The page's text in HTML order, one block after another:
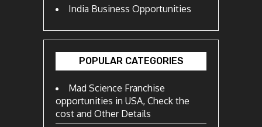
India Business Opportunities
POPULAR CATEGORIES
Mad Science Franchise
opportunities in USA, Check the
cost and Other Details